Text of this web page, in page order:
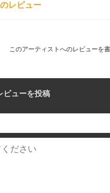
レビュー
このアーティストへのレビューを
ビューを投稿